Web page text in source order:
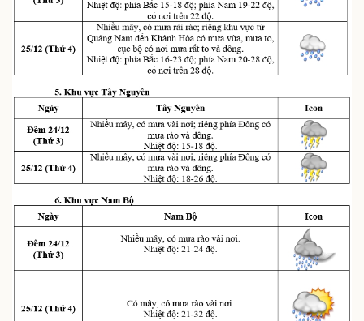
Kinh tế
Bất động sản
Khởi nghiệp
Thị trường
Giá vàng
Tiêu dùng
Tỷ giá
Chứng khoán
Giá cà phê